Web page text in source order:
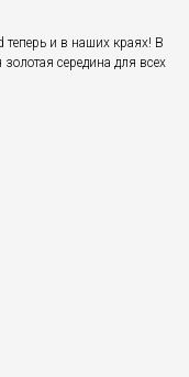
теперь и в наших краях! В
середина для всех